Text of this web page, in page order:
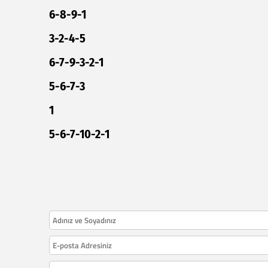
6-8-9-1
3-2-4-5
6-7-9-3-2-1
5-6-7-3
1
5-6-7-10-2-1